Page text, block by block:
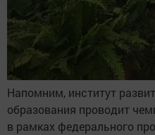
Напомним, институт
образования проводит
в рамках федерального